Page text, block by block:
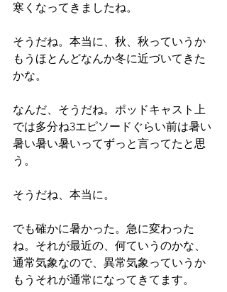
寒くなってきましたね。
そうだね。本当に、秋、秋っていうか
もうほとんどなんか冬に近づいてきた
かな。
なんだ、そうだね。ポッドキャスト上
では多分ね3エピソードぐらい前は暑い
暑い暑い暑いってずっと言ってたと思
う。
そうだね、本当に。
でも確かに暑かった。急に変わった
ね。それが最近の、何ていうのかな、
通常気象なので、異常気象っていうか
もうそれが通常になってきてます。